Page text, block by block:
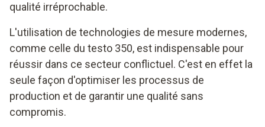
qualité irréprochable.
L'utilisation de technologies de mesure modernes,
comme celle du testo 350, est indispensable pour
réussir dans ce secteur conflictuel. C'est en effet la
seule façon d'optimiser les processus de
production et de garantir une qualité sans
compromis.